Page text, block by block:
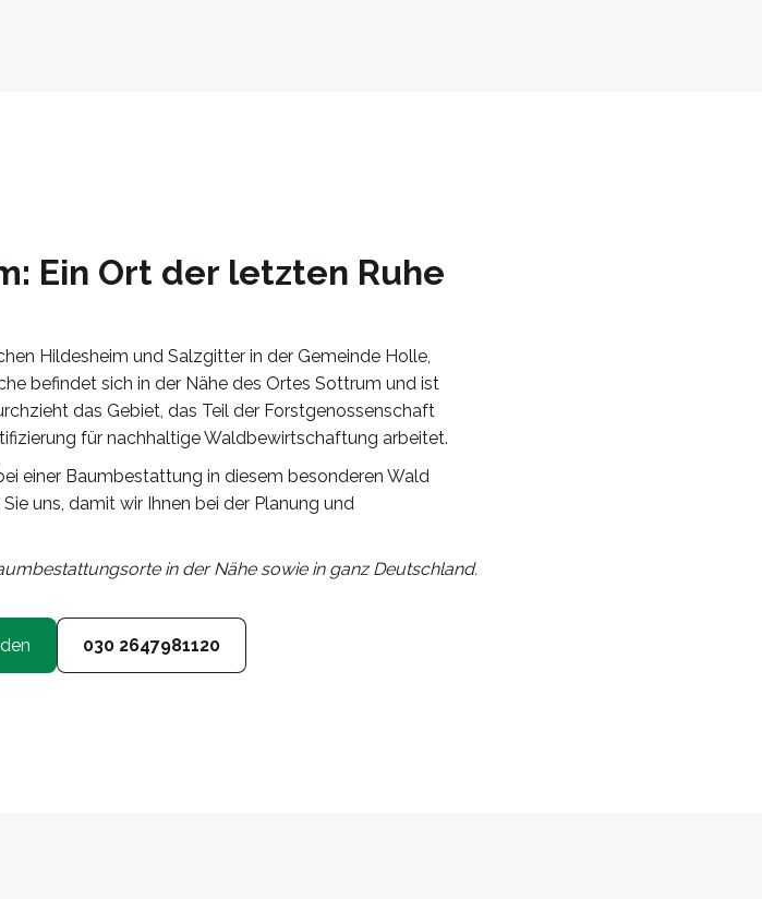
Ein Ort der letzten Ruhe
Hildesheim und Salzgitter in der Gemeinde Holle,
befindet sich in der Nähe des Ortes Sottrum und ist
das Gebiet, das Teil der Forstgenossenschaft
für nachhaltige Waldbewirtschaftung arbeitet.
einer Baumbestattung in diesem besonderen Wald
uns, damit wir Ihnen bei der Planung und
in der Nähe sowie in ganz Deutschland.
030 2647981120